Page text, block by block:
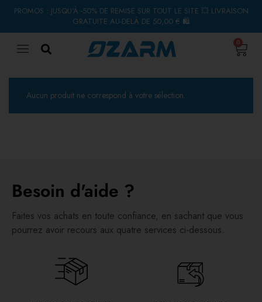
PROMOS : JUSQU'À -50% DE REMISE SUR TOUT LE SITE 💥 LIVRAISON
GRATUITE AU-DELÀ DE 50,00 € 🛍
0
Aucun produit ne correspond à votre sélection.
Besoin d'aide ?
Faites vos achats en toute confiance, en sachant que vous
pourrez avoir recours aux quatre services ci-dessous.